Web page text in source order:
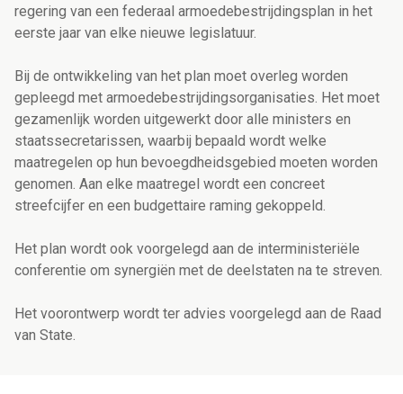
regering van een federaal armoedebestrijdingsplan in het
eerste jaar van elke nieuwe legislatuur.
Bij de ontwikkeling van het plan moet overleg worden
gepleegd met armoedebestrijdingsorganisaties. Het moet
gezamenlijk worden uitgewerkt door alle ministers en
staatssecretarissen, waarbij bepaald wordt welke
maatregelen op hun bevoegdheidsgebied moeten worden
genomen. Aan elke maatregel wordt een concreet
streefcijfer en een budgettaire raming gekoppeld.
Het plan wordt ook voorgelegd aan de interministeriële
conferentie om synergiën met de deelstaten na te streven.
Het voorontwerp wordt ter advies voorgelegd aan de Raad
van State.